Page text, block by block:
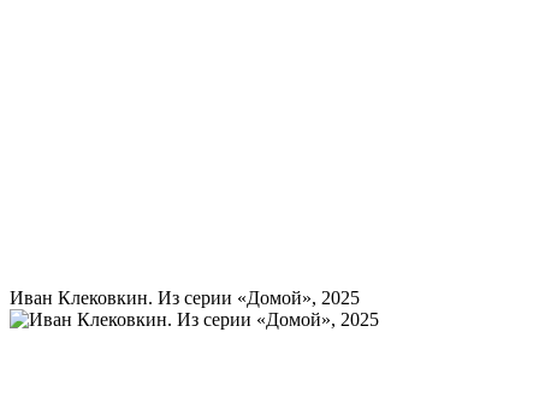
Иван Клековкин. Из серии «Домой», 2025